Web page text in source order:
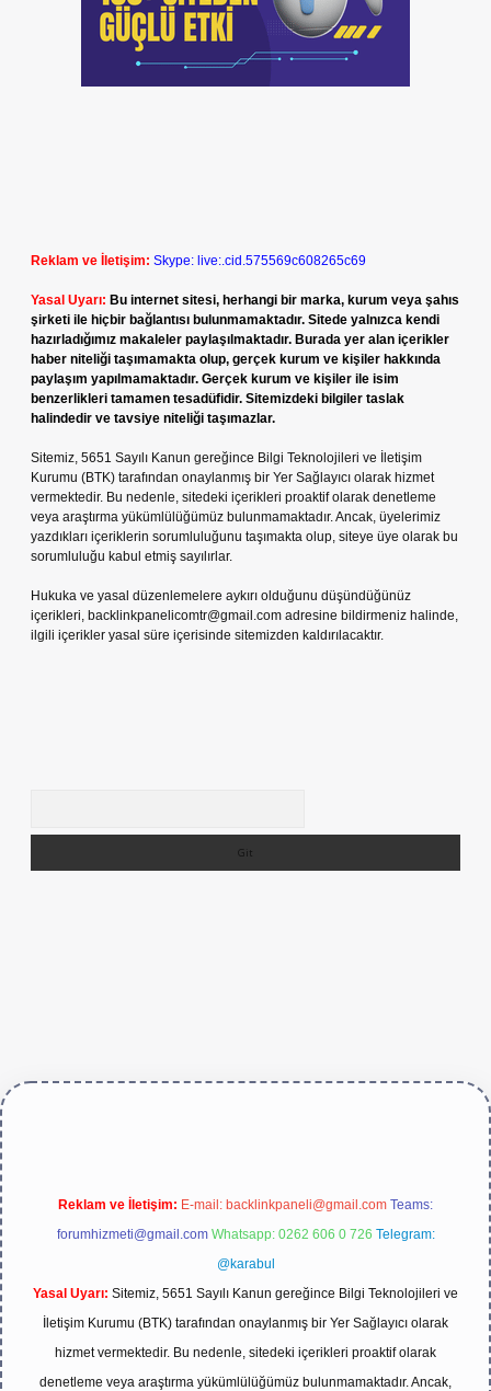
Reklam ve İletişim: Skype: live:.cid.575569c608265c69
Yasal Uyarı: Bu internet sitesi, herhangi bir marka, kurum veya şahıs
şirketi ile hiçbir bağlantısı bulunmamaktadır. Sitede yalnızca kendi
hazırladığımız makaleler paylaşılmaktadır. Burada yer alan içerikler
haber niteliği taşımamakta olup, gerçek kurum ve kişiler hakkında
paylaşım yapılmamaktadır. Gerçek kurum ve kişiler ile isim
benzerlikleri tamamen tesadüfidir. Sitemizdeki bilgiler taslak
halindedir ve tavsiye niteliği taşımazlar.
Sitemiz, 5651 Sayılı Kanun gereğince Bilgi Teknolojileri ve İletişim
Kurumu (BTK) tarafından onaylanmış bir Yer Sağlayıcı olarak hizmet
vermektedir. Bu nedenle, sitedeki içerikleri proaktif olarak denetleme
veya araştırma yükümlülüğümüz bulunmamaktadır. Ancak, üyelerimiz
yazdıkları içeriklerin sorumluluğunu taşımakta olup, siteye üye olarak bu
sorumluluğu kabul etmiş sayılırlar.
Hukuka ve yasal düzenlemelere aykırı olduğunu düşündüğünüz
içerikleri, backlinkpanelicomtr@gmail.com adresine bildirmeniz halinde,
ilgili içerikler yasal süre içerisinde sitemizden kaldırılacaktır.
betexper.live/
Reklam ve İletişim: E-mail: backlinkpaneli@gmail.com Teams:
forumhizmeti@gmail.com Whatsapp: 0262 606 0 726 Telegram:
@karabul
Yasal Uyarı: Sitemiz, 5651 Sayılı Kanun gereğince Bilgi Teknolojileri ve
İletişim Kurumu (BTK) tarafından onaylanmış bir Yer Sağlayıcı olarak
hizmet vermektedir. Bu nedenle, sitedeki içerikleri proaktif olarak
denetleme veya araştırma yükümlülüğümüz bulunmamaktadır. Ancak,